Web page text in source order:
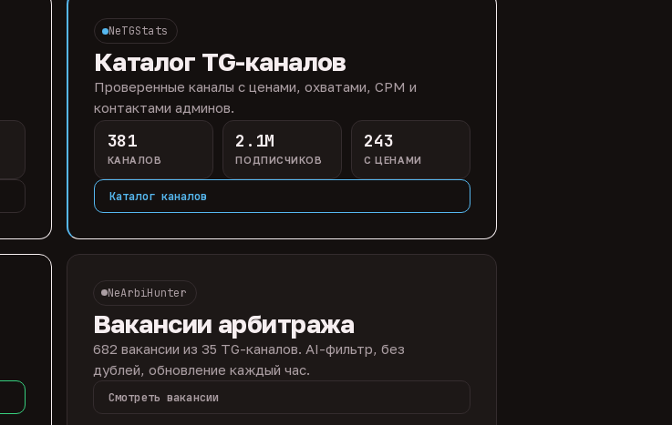
NeTGStats
Каталог TG-каналов
Проверенные каналы с ценами, охватами, CPM и
контактами админов.
381
КАНАЛОВ
2.1M
ПОДПИСЧИКОВ
243
С ЦЕНАМИ
Каталог каналов
NeArbiHunter
Вакансии арбитража
682 вакансии из 35 TG-каналов. AI-фильтр, без
дублей, обновление каждый час.
Смотреть вакансии